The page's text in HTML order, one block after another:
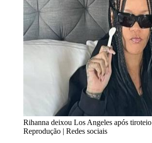
Rihanna deixou Los Angeles após tiroteio
Reprodução | Redes sociais